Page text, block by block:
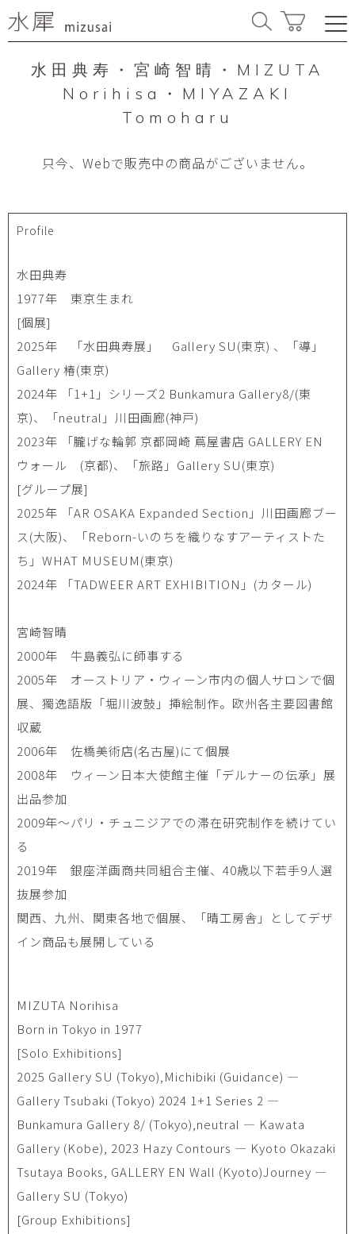
水田典寿・宮崎智晴・MIZUTA
Norihisa・MIYAZAKI
Tomoharu
只今、Webで販売中の商品がございません。
Profile
水田典寿
1977年 東京生まれ
[個展]
2025年 「水田典寿展」 Gallery SU(東京) 、「導」
Gallery 椿(東京)
2024年 「1+1」シリーズ2 Bunkamura Gallery8/(東
京)、「neutral」川田画廊(神戸)
2023年 「朧げな輪郭 京都岡崎 蔦屋書店 GALLERY EN
ウォール (京都)、「旅路」Gallery SU(東京)
[グループ展]
2025年 「AR OSAKA Expanded Section」川田画廊ブー
ス(大阪)、「Reborn-いのちを織りなすアーティストた
ち」WHAT MUSEUM(東京)
2024年 「TADWEER ART EXHIBITION」(カタール)
宮崎智晴
2000年 牛島義弘に師事する
2005年 オーストリア・ウィーン市内の個人サロンで個
展、獨逸語版「堀川波鼓」挿絵制作。欧州各主要図書館
収蔵
2006年 佐橋美術店(名古屋)にて個展
2008年 ウィーン日本大使館主催「デルナーの伝承」展
出品参加
2009年〜パリ・チュニジアでの滞在研究制作を続けてい
る
2019年 銀座洋画商共同組合主催、40歳以下若手9人選
抜展参加
関西、九州、関東各地で個展、「晴工房舎」としてデザ
イン商品も展開している
MIZUTA Norihisa
Born in Tokyo in 1977
[Solo Exhibitions]
2025 Gallery SU (Tokyo),Michibiki (Guidance) —
Gallery Tsubaki (Tokyo) 2024 1+1 Series 2 —
Bunkamura Gallery 8/ (Tokyo),neutral — Kawata
Gallery (Kobe), 2023 Hazy Contours — Kyoto Okazaki
Tsutaya Books, GALLERY EN Wall (Kyoto)Journey —
Gallery SU (Tokyo)
[Group Exhibitions]